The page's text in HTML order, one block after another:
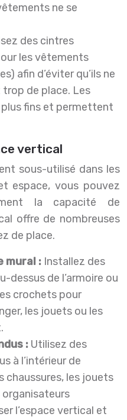
ne se
des cintres
les vêtements
afin d’éviter qu’ils ne
de place. Les
fins et permettent
vertical
sous-utilisé dans les
espace, vous pouvez
la capacité de
offre de nombreuses
de place.
mural : Installez des
dessus de l’armoire ou
crochets pour
les jouets ou les
: Utilisez des
à l’intérieur de
chaussures, les jouets
organisateurs
l’espace vertical et